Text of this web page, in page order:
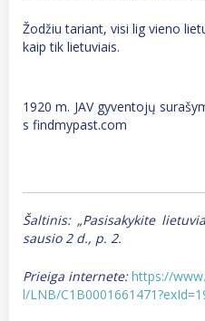
Žodžiu tariant, visi lig vieno
kaip tik lietuviais.
1920 m. JAV gyventojų
s findmypast.com
Šaltinis: „Pasisakykite
sausio 2 d., p. 2.
Prieiga internete: https://
l/LNB/